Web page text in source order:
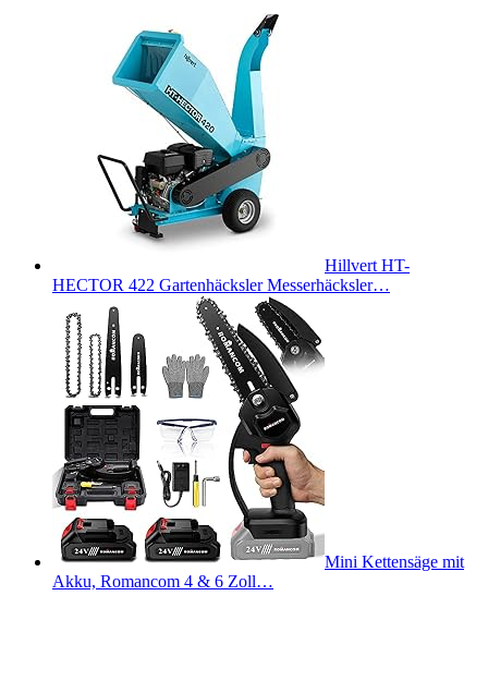
Hillvert HT-
HECTOR 422 Gartenhäcksler Messerhäcksler…
Mini Kettensäge mit
Akku, Romancom 4 & 6 Zoll…